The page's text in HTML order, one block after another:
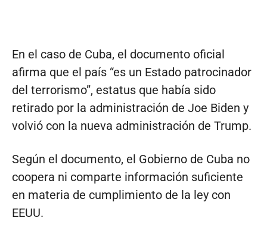
En el caso de Cuba, el documento oficial
afirma que el país “es un Estado patrocinador
del terrorismo”, estatus que había sido
retirado por la administración de Joe Biden y
volvió con la nueva administración de Trump.
Según el documento, el Gobierno de Cuba no
coopera ni comparte información suficiente
en materia de cumplimiento de la ley con
EEUU.